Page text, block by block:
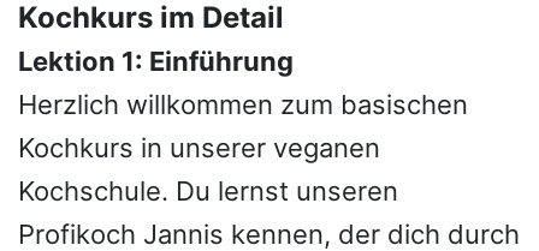
Kochkurs im Detail
Lektion 1: Einführung
Herzlich willkommen zum basischen
Kochkurs in unserer veganen
Kochschule. Du lernst unseren
Profikoch Jannis kennen, der dich durch